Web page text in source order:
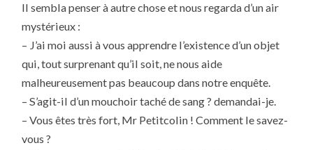
Il sembla penser à autre chose et nous regarda d’un air
mystérieux :
– J’ai moi aussi à vous apprendre l’existence d’un objet
qui, tout surprenant qu’il soit, ne nous aide
malheureusement pas beaucoup dans notre enquête.
– S’agit-il d’un mouchoir taché de sang ? demandai-je.
– Vous êtes très fort, Mr Petitcolin ! Comment le savez-
vous ?